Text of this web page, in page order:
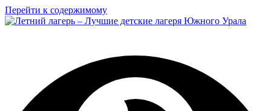
Перейти к содержимому